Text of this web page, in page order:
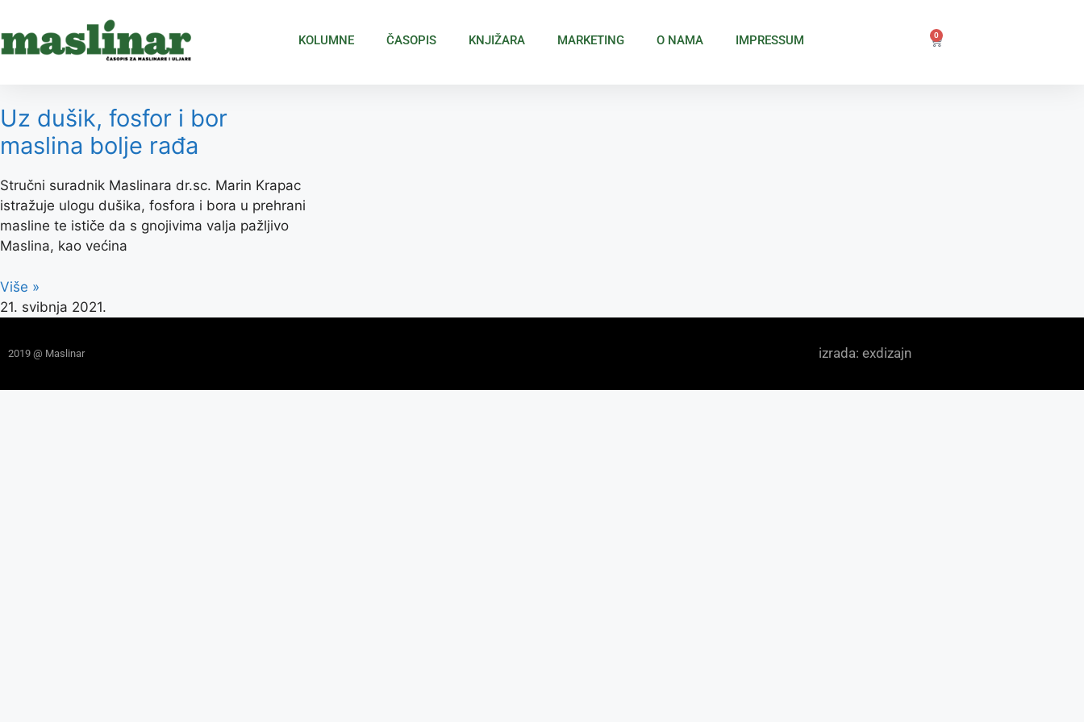
KOLUMNE ČASOPIS KNJIŽARA MARKETING O NAMA IMPRESSUM 0
Uz dušik, fosfor i bor
maslina bolje rađa
Stručni suradnik Maslinara dr.sc. Marin Krapac
istražuje ulogu dušika, fosfora i bora u prehrani
masline te ističe da s gnojivima valja pažljivo
Maslina, kao većina
Više »
21. svibnja 2021.
2019 @ Maslinar izrada: exdizajn